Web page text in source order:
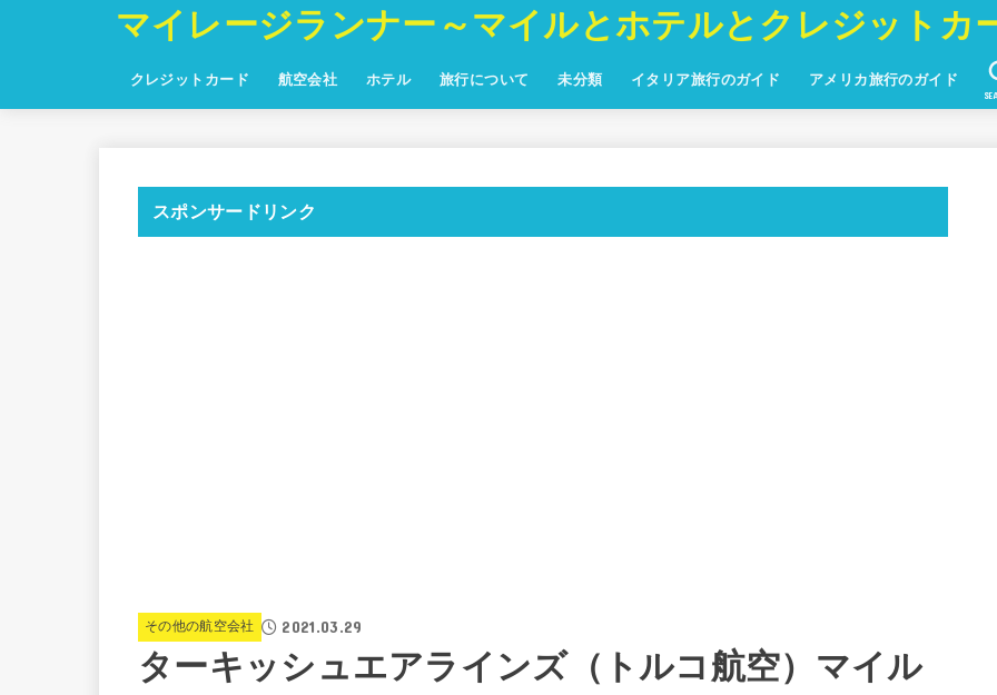
マイレージランナー～マイルとホテルとクレジットカ
クレジットカード 航空会社 ホテル 旅行について 未分類 イタリア旅行のガイド アメリカ旅行のガイド
スポンサードリンク
その他の航空会社 2021.03.29
ターキッシュエアラインズ（トルコ航空）マイル